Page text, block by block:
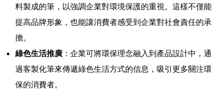
料製成的筆，以強調企業對環境保護的重視。這樣不僅能
提高品牌形象，也能讓消費者感受到企業對社會責任的承
擔。
綠色生活推廣 ：企業可將環保理念融入到產品設計中，通
過客製化筆來傳遞綠色生活方式的信息，吸引更多關注環
保的消費者。